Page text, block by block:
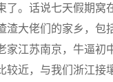
。话说七天假期窝
大佬们的家乡，包
江苏南京，牛逼初
近，与我们浙江接